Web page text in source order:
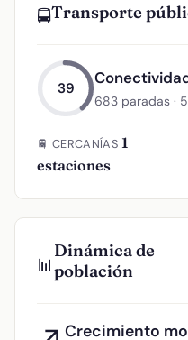
🚍Transporte
39
683 paradas ·
🚆 CERCANÍAS 1
estaciones
📊
Dinámica de
población
Crecimiento